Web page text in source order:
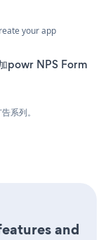
your app
powr NPS Form
系列。
and